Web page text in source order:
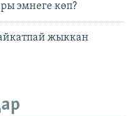
эмнеге көп?
жыккан